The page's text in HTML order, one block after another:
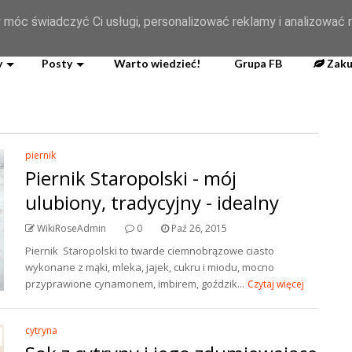
Posty Warto wiedzieć! Grupa FB
piernik
Piernik Staropolski - mój
ulubiony, tradycyjny - idealny
WikiRoseAdmin 0 Paź 26, 2015
Piernik Staropolski to twarde ciemnobrązowe ciasto
wykonane z mąki, mleka, jajek, cukru i miodu, mocno
przyprawione cynamonem, imbirem, goździk... Czytaj więcej
cytryna
świadczyć Ci usługi, personalizować reklamy i analizować